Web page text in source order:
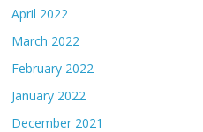
April 2022
March 2022
February 2022
January 2022
December 2021